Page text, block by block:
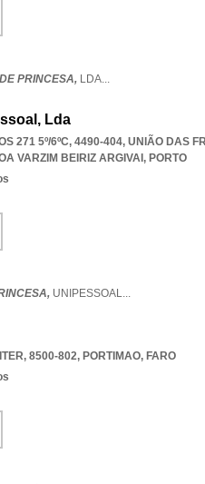
PRINCESA, LDA...
Lda
271 5º/6ºC, 4490-404, UNIÃO DAS
VARZIM BEIRIZ ARGIVAI , PORTO
UNIPESSOAL...
8500-802, PORTIMAO, FARO